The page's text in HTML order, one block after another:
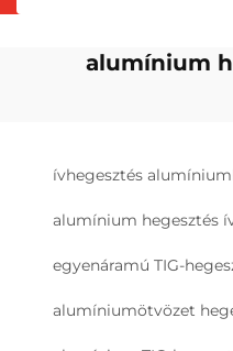
alumínium
ívhegesztés
alumínium hegesztés
egyenáramú TIG-
alumíniumötvözet